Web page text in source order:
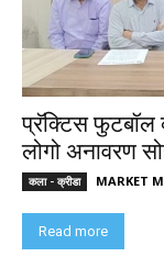
प्रॅक्टिस फुटबॉल
लोगो अनावरण
कला - क्रीडा MARKET
Read more